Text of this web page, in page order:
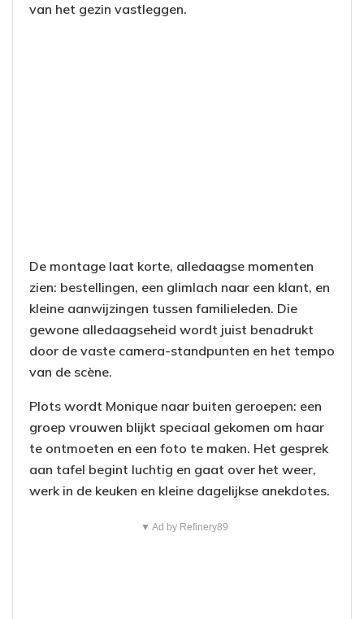
van het gezin vastleggen.
De montage laat korte, alledaagse momenten
zien: bestellingen, een glimlach naar een klant, en
kleine aanwijzingen tussen familieleden. Die
gewone alledaagseheid wordt juist benadrukt
door de vaste camera-standpunten en het tempo
van de scène.
Plots wordt Monique naar buiten geroepen: een
groep vrouwen blijkt speciaal gekomen om haar
te ontmoeten en een foto te maken. Het gesprek
aan tafel begint luchtig en gaat over het weer,
werk in de keuken en kleine dagelijkse anekdotes.
▼ Ad by Refinery89